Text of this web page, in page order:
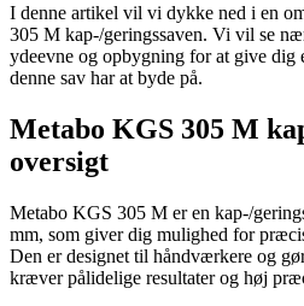
I denne artikel vil vi dykke ned i en
305 M kap-/geringssaven. Vi vil se
ydeevne og opbygning for at give
denne sav har at byde på.
Metabo KGS 305 M
oversigt
Metabo KGS 305 M er en kap-/
mm, som giver dig mulighed for
Den er designet til håndværkere og
kræver pålidelige resultater og høj